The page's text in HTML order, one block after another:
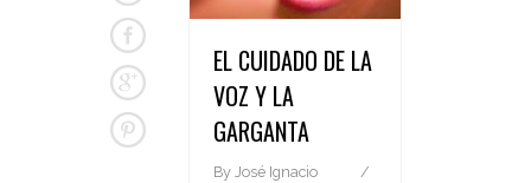
EL CUIDADO DE LA
VOZ Y LA
GARGANTA
By José Ignacio